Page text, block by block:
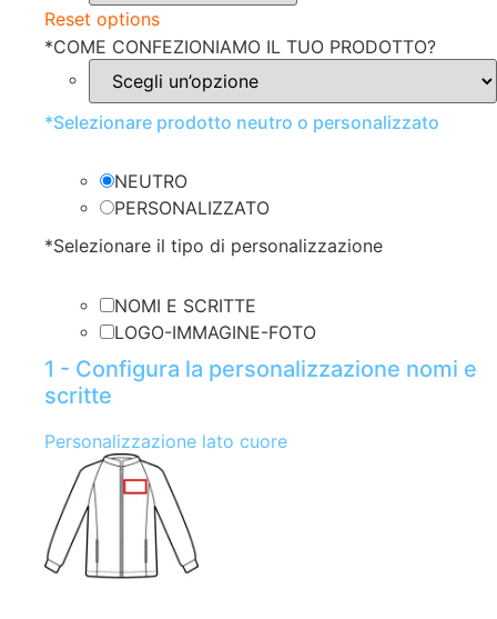
Reset options
*COME CONFEZIONIAMO IL TUO PRODOTTO?
*Selezionare prodotto neutro o personalizzato
NEUTRO
PERSONALIZZATO
*Selezionare il tipo di personalizzazione
NOMI E SCRITTE
LOGO-IMMAGINE-FOTO
1 - Configura la personalizzazione nomi e
scritte
Personalizzazione lato cuore